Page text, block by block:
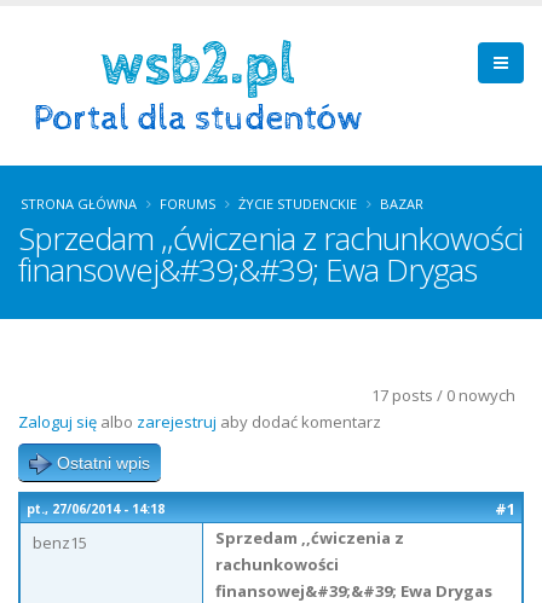
STRONA GŁÓWNA FORUMS ŻYCIE STUDENCKIE BAZAR
Sprzedam ,,ćwiczenia z rachunkowości
finansowej&#39;&#39; Ewa Drygas
17 posts / 0 nowych
Zaloguj się albo zarejestruj aby dodać komentarz
Ostatni wpis
pt., 27/06/2014 - 14:18
#1
benz15
Sprzedam ,,ćwiczenia z
rachunkowości
finansowej&#39;&#39; Ewa Drygas